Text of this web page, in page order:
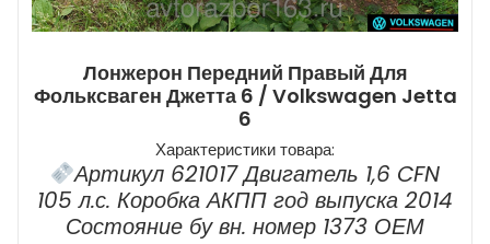
Лонжерон Передний Правый Для
Фольксваген Джетта 6 / Volkswagen Jetta
6
Характеристики товара:
Артикул 621017 Двигатель 1,6 CFN
105 л.с. Коробка АКПП год выпуска 2014
Состояние бу вн. номер 1373 ОЕМ